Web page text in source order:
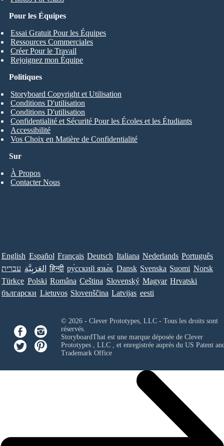
Pour les Équipes
Essai Gratuit Pour les Équipes
Ressources Commerciales
Créer Pour le Travail
Rejoignez mon Équipe
Sur
À Propos
Contacter Nous
Politiques
Storyboard Copyright et Utilisation
Conditions D'utilisation
Conditions D'utilisation
Confidentialité et Sécurité Pour les Écoles et les Étudiants
Accessibilité
Vos Choix en Matière de Confidentialité
English Español Français Deutsch Italiana Nederlands Português
עברית العَرَبِيَّة हिन्दी ру́сский язы́к Dansk Svenska Suomi Norsk
Türkçe Polski Româna Ceština Slovenský Magyar Hrvatski
български Lietuvos Slovenščina Latvijas eesti
© 2026 - Clever Prototypes, LLC - Tous les droits sont
réservés.
StoryboardThat est une marque déposée de Clever
Prototypes , LLC, et enregistrée auprès du US Patent
Trademark Office